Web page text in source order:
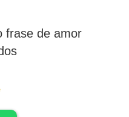
frase de amor